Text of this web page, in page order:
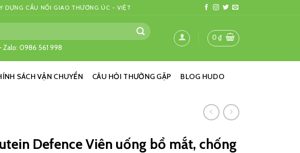
DỰNG CẦU NỐI GIAO THƯƠNG ÚC - VIỆT
Zalo: 0986 561 998
0₫
SÁCH VẬN CHUYỂN CÂU HỎI THƯỜNG GẶP BLOG HUDO
Defence Viên uống bổ mắt, chống